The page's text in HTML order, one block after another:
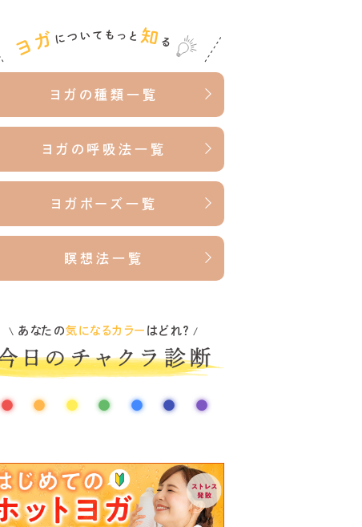
ヨガの種類一覧
ヨガの呼吸法一覧
ヨガポーズ一覧
瞑想法一覧
\あなたの気になるカラー はどれ？ /
● ● ● ● ● ● ●